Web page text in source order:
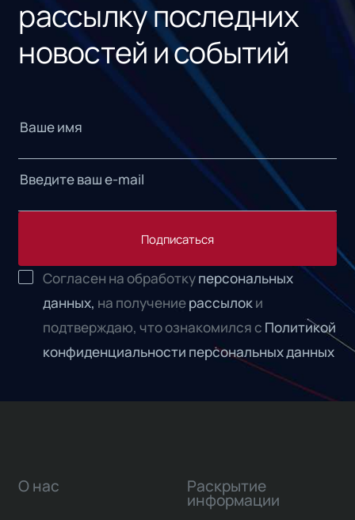
рассылку последних
новостей и событий
Подписаться
Согласен на обработкуперсональных
данных, на получениерассылоки
подтверждаю, что ознакомился с Политикой
конфиденциальности персональных данных
О нас Раскрытие
информации